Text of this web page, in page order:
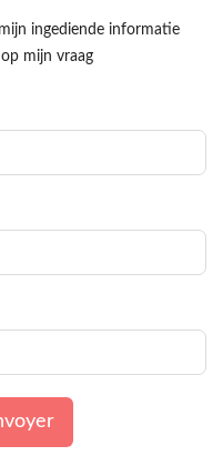
ingediende informatie
mijn vraag